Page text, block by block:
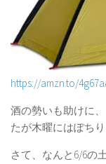
https://amzn.to/
酒の勢いも助けに
たが木曜にはぽち
さて、なんと6/6の